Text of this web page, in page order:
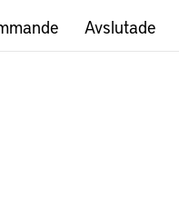
Avslutade